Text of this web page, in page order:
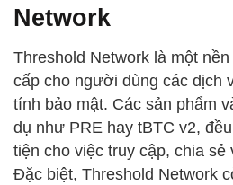
Network
Threshold Network là một
cấp cho người dùng các dịch
tính bảo mật. Các sản phẩm
dụ như PRE hay tBTC v2,
tiện cho việc truy cập, chia sẻ
Đặc biệt, Threshold Network